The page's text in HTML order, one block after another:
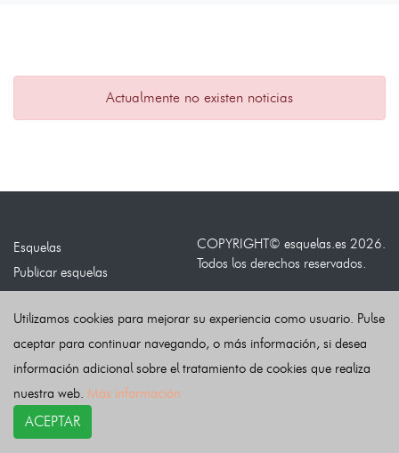
Actualmente no existen noticias
Esquelas
Publicar esquelas
Noticias
Buscador
Condiciones de uso
Contacto
COPYRIGHT© esquelas.es 2026.
Todos los derechos reservados.
Política de Cookies
Utilizamos cookies para mejorar su experiencia como usuario. Pulse
aceptar para continuar navegando, o más información, si desea
información adicional sobre el tratamiento de cookies que realiza
nuestra web. Más información
ACEPTAR